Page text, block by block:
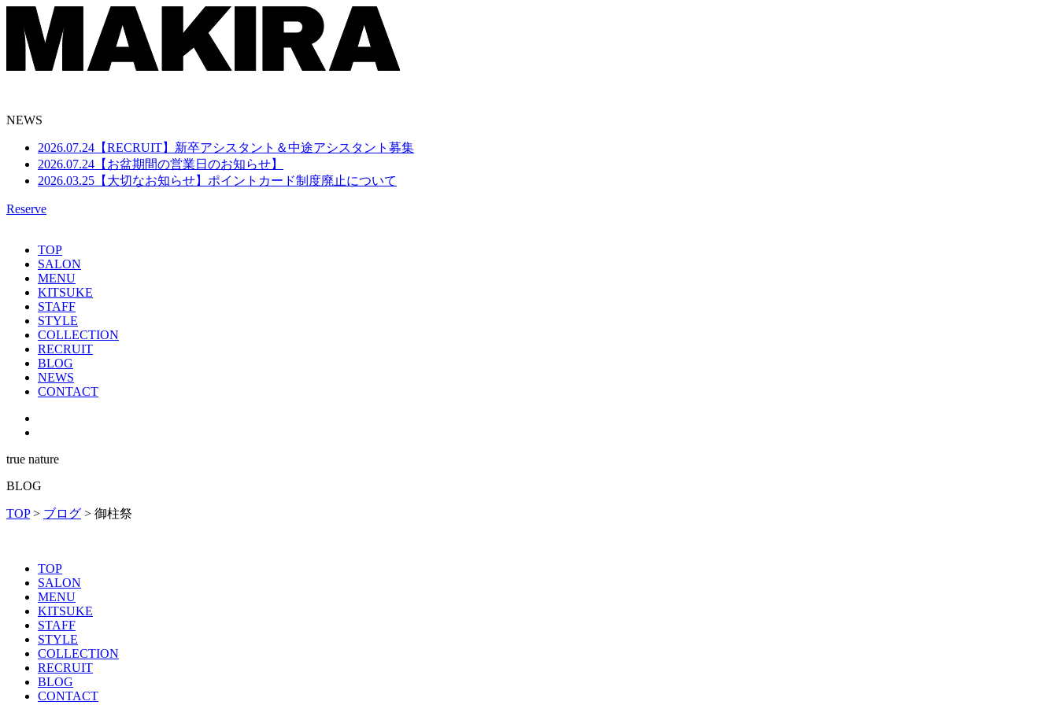
NEWS
2026.07.24 【RECRUIT】新卒アシスタント＆中途アシスタント募集
2026.07.24 【お盆期間の営業日のお知らせ】
2026.03.25 【大切なお知らせ】ポイントカード制度廃止について
Reserve
TOP
SALON
MENU
KITSUKE
STAFF
STYLE
COLLECTION
RECRUIT
BLOG
NEWS
CONTACT
true nature
BLOG
TOP> ブログ > 御柱祭
TOP
SALON
MENU
KITSUKE
STAFF
STYLE
COLLECTION
RECRUIT
BLOG
CONTACT